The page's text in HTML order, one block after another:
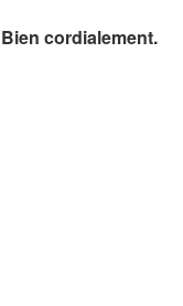
Bien cordialement.